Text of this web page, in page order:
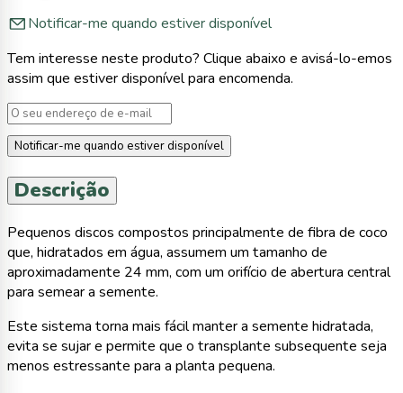
Notificar-me quando estiver disponível
Tem interesse neste produto? Clique abaixo e avisá-lo-emos
assim que estiver disponível para encomenda.
Notificar-me quando estiver disponível
Descrição
Pequenos discos compostos principalmente de fibra de coco
que, hidratados em água, assumem um tamanho de
aproximadamente 24 mm, com um orifício de abertura central
para semear a semente.
Este sistema torna mais fácil manter a semente hidratada,
evita se sujar e permite que o transplante subsequente seja
menos estressante para a planta pequena.